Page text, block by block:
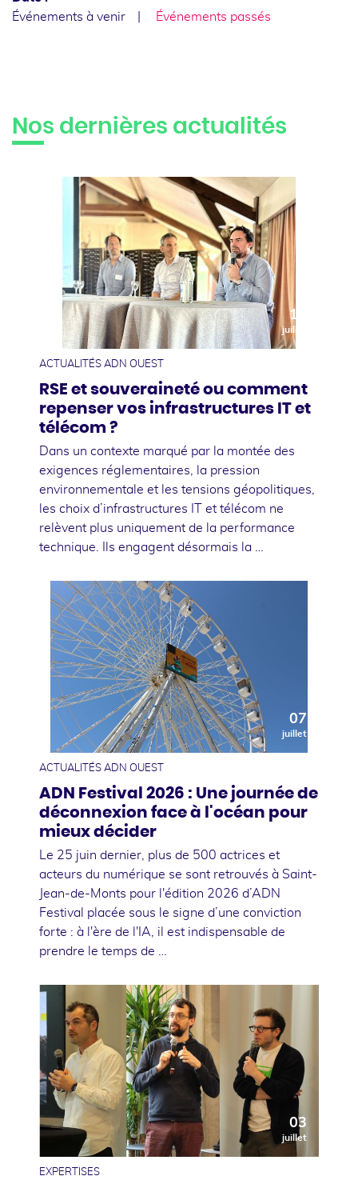
Événements à venir
Événements passés
Nos dernières actualités
10
juillet
ACTUALITÉS ADN OUEST
RSE et souveraineté ou comment
repenser vos infrastructures IT et
télécom ?
Dans un contexte marqué par la montée des
exigences réglementaires, la pression
environnementale et les tensions géopolitiques,
les choix d’infrastructures IT et télécom ne
relèvent plus uniquement de la performance
technique. Ils engagent désormais la …
07
juillet
ACTUALITÉS ADN OUEST
ADN Festival 2026 : Une journée de
déconnexion face à l'océan pour
mieux décider
Le 25 juin dernier, plus de 500 actrices et
acteurs du numérique se sont retrouvés à Saint-
Jean-de-Monts pour l'édition 2026 d’ADN
Festival placée sous le signe d’une conviction
forte : à l'ère de l'IA, il est indispensable de
prendre le temps de …
03
juillet
EXPERTISES